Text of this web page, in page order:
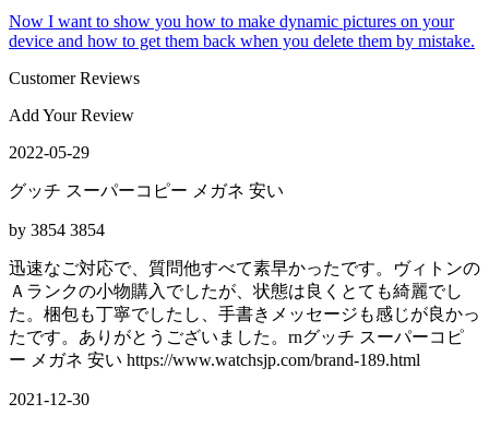
Now I want to show you how to make dynamic pictures on your
device and how to get them back when you delete them by mistake.
Customer Reviews
Add Your Review
2022-05-29
グッチ スーパーコピー メガネ 安い
by 3854 3854
迅速なご対応で、質問他すべて素早かったです。ヴィトンの
Ａランクの小物購入でしたが、状態は良くとても綺麗でし
た。梱包も丁寧でしたし、手書きメッセージも感じが良かっ
たです。ありがとうございました。rnグッチ スーパーコピ
ー メガネ 安い https://www.watchsjp.com/brand-189.html
2021-12-30